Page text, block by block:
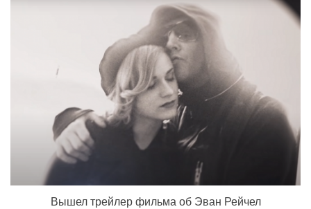
Вышел трейлер фильма об Эван Рейчел